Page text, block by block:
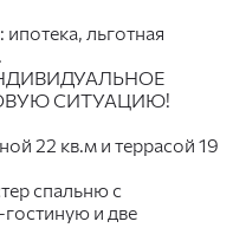
льготная
СИТУАЦИЮ!
22 кв.м и террасой 19
спальню с
и две